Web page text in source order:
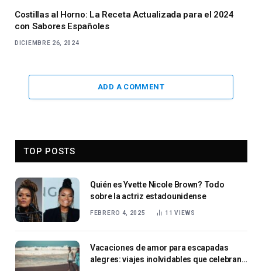
Costillas al Horno: La Receta Actualizada para el 2024
con Sabores Españoles
DICIEMBRE 26, 2024
ADD A COMMENT
TOP POSTS
Quién es Yvette Nicole Brown? Todo
sobre la actriz estadounidense
FEBRERO 4, 2025 11VIEWS
Vacaciones de amor para escapadas
alegres: viajes inolvidables que celebran